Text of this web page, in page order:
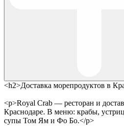
<h2>Доставка морепродуктов в
<p>Royal Crab — ресторан и
Краснодаре. В меню: крабы,
супы Том Ям и Фо Бо.</p>